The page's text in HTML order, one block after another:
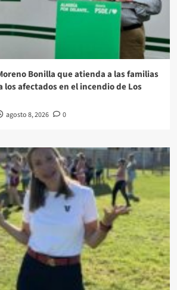
Bonilla que atienda a las familias
los afectados en el incendio de Los
agosto 8, 2026 0